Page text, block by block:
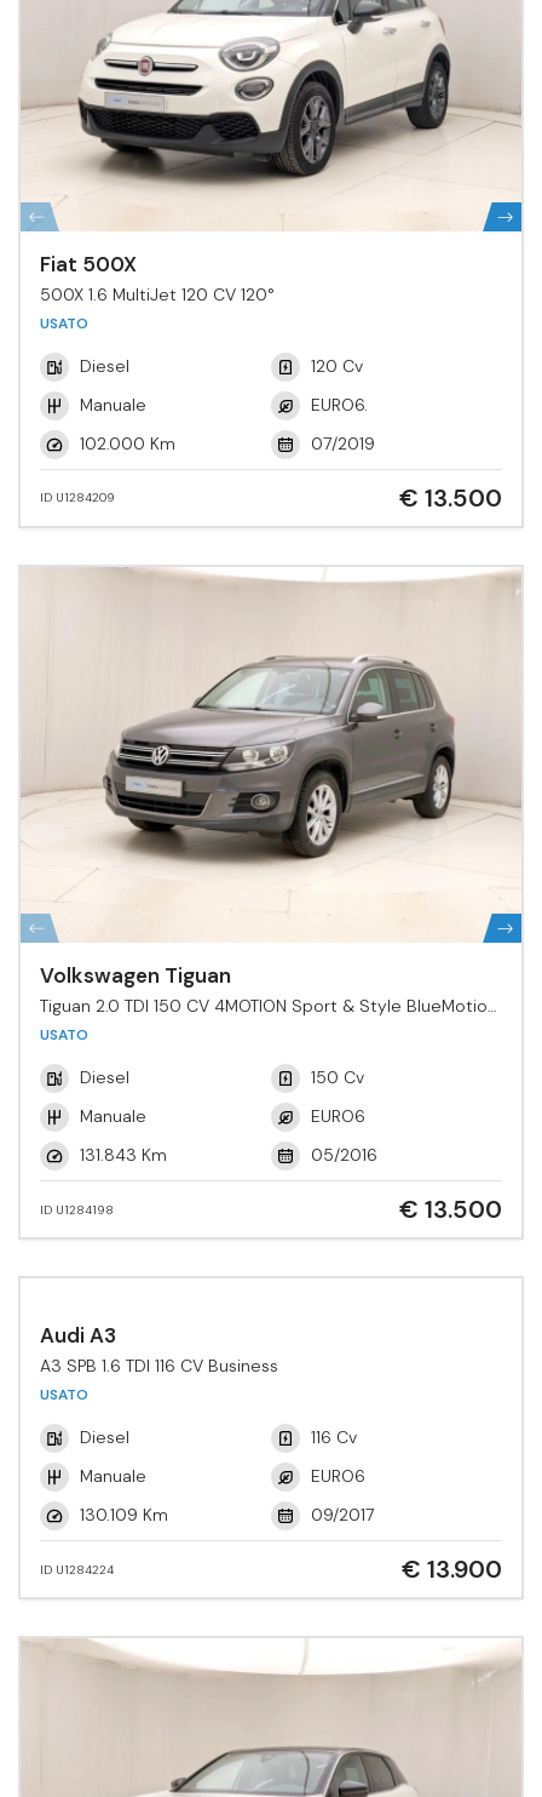
Fiat 500X
500X 1.6 MultiJet 120 CV 120°
USATO
Diesel
120 Cv
Manuale
EURO6.
102.000 Km
07/2019
ID U1284209 € 13.500
Volkswagen Tiguan
Tiguan 2.0 TDI 150 CV 4MOTION Sport & Style BlueMotion
Tech.
USATO
Diesel
150 Cv
Manuale
EURO6
131.843 Km
05/2016
ID U1284198 € 13.500
Audi A3
A3 SPB 1.6 TDI 116 CV Business
USATO
Diesel
116 Cv
Manuale
EURO6
130.109 Km
09/2017
ID U1284224 € 13.900